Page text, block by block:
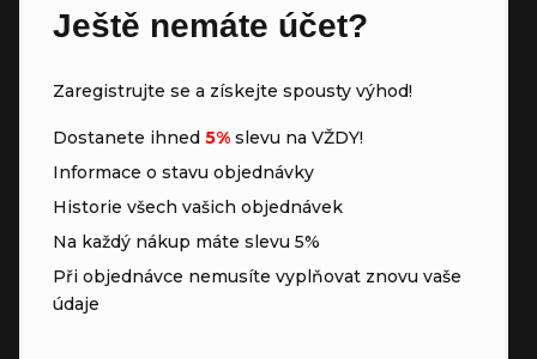
Ještě nemáte účet?
Zaregistrujte se a získejte spousty výhod!
Dostanete ihned 5% slevu na VŽDY!
Informace o stavu objednávky
Historie všech vašich objednávek
Na každý nákup máte slevu 5%
Při objednávce nemusíte vyplňovat znovu vaše
údaje